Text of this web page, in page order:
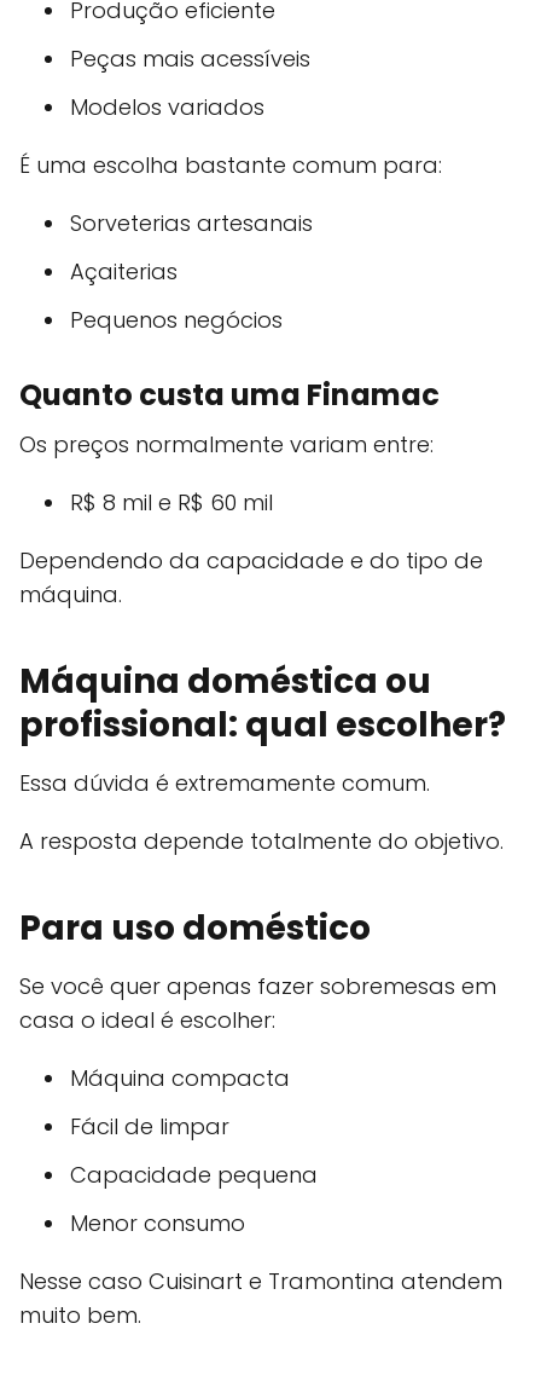
Produção eficiente
Peças mais acessíveis
Modelos variados
É uma escolha bastante comum para:
Sorveterias artesanais
Açaiterias
Pequenos negócios
Quanto custa uma Finamac
Os preços normalmente variam entre:
R$ 8 mil e R$ 60 mil
Dependendo da capacidade e do tipo de
máquina.
Máquina doméstica ou
profissional: qual escolher?
Essa dúvida é extremamente comum.
A resposta depende totalmente do objetivo.
Para uso doméstico
Se você quer apenas fazer sobremesas em
casa o ideal é escolher:
Máquina compacta
Fácil de limpar
Capacidade pequena
Menor consumo
Nesse caso Cuisinart e Tramontina atendem
muito bem.